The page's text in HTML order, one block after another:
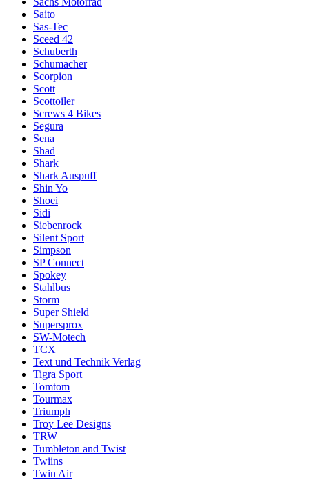
Saito
Sas-Tec
Sceed 42
Schuberth
Schumacher
Scorpion
Scott
Scottoiler
Screws 4 Bikes
Segura
Sena
Shad
Shark
Shark Auspuff
Shin Yo
Shoei
Sidi
Siebenrock
Silent Sport
Simpson
SP Connect
Spokey
Stahlbus
Storm
Super Shield
Supersprox
SW-Motech
TCX
Text und Technik Verlag
Tigra Sport
Tomtom
Tourmax
Triumph
Troy Lee Designs
TRW
Tumbleton and Twist
Twiins
Twin Air